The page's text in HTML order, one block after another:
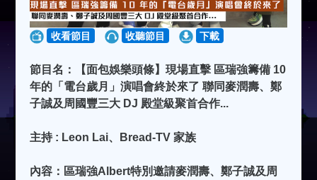
收看節目 收聽節目 下載
節目名：【面包娛樂頭條】現場直擊 區瑞強籌備 10
年的「電台歲月」演唱會終於來了 聯同麥潤壽、鄭
子誠及周國豐三大 DJ 殿堂級聚首合作...
主持 : Leon Lai、Bread-TV 家族
內容：區瑞強Albert特別邀請麥潤壽、鄭子誠及周